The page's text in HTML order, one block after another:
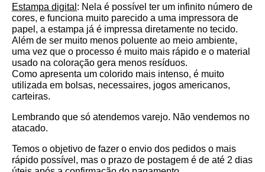
Estampa digital : Nela é possível ter um infinito número de
cores, e funciona muito parecido a uma impressora de
papel, a estampa já é impressa diretamente no tecido.
Além de ser muito menos poluente ao meio ambiente,
uma vez que o processo é muito mais rápido e o material
usado na coloração gera menos resíduos.
Como apresenta um colorido mais intenso, é muito
utilizada em bolsas, necessaires, jogos americanos,
carteiras.
Lembrando que só atendemos varejo. Não vendemos no
atacado.
Temos o objetivo de fazer o envio dos pedidos o mais
rápido possível, mas o prazo de postagem é de até 2 dias